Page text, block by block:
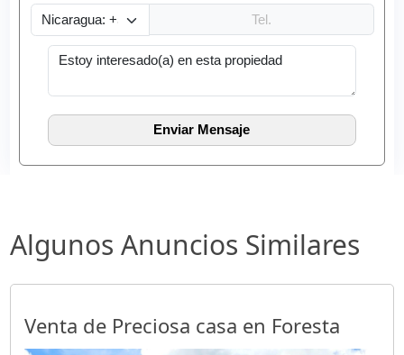
Algunos Anuncios Similares
Venta de Preciosa casa en Foresta